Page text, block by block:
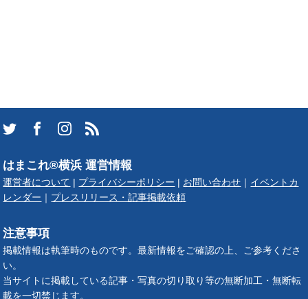
はまこれ®横浜 運営情報
運営者について プライバシーポリシー お問い合わせ
イベントカ
レンダー
プレスリリース・記事掲載依頼
注意事項
掲載情報は執筆時のものです。最新情報をご確認の上、ご参考くださ
い。
当サイトに掲載している記事・写真の切り取り等の無断加工・無断転
載を一切禁じます。